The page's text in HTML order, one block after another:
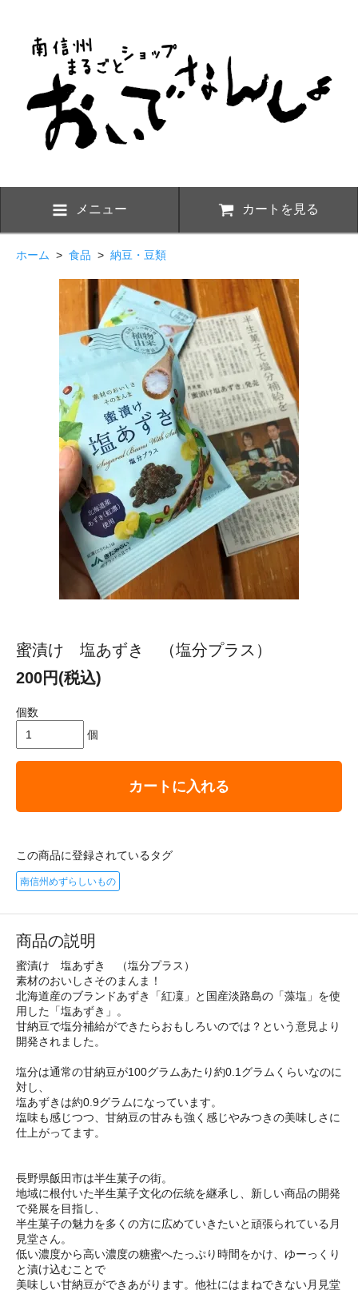
メニュー カートを見る
ホーム > 食品 > 納豆・豆類
蜜漬け 塩あずき （塩分プラス）
200円(税込)
個数
個
カートに入れる
この商品に登録されているタグ
南信州めずらしいもの
商品の説明
蜜漬け 塩あずき （塩分プラス）
素材のおいしさそのまんま！
北海道産のブランドあずき「紅凜」と国産淡路島の「藻塩」を使
用した「塩あずき」。
甘納豆で塩分補給ができたらおもしろいのでは？という意見より
開発されました。
塩分は通常の甘納豆が100グラムあたり約0.1グラムくらいなのに
対し、
塩あずきは約0.9グラムになっています。
塩味も感じつつ、甘納豆の甘みも強く感じやみつきの美味しさに
仕上がってます。
長野県飯田市は半生菓子の街。
地域に根付いた半生菓子文化の伝統を継承し、新しい商品の開発
で発展を目指し、
半生菓子の魅力を多くの方に広めていきたいと頑張られている月
見堂さん。
低い濃度から高い濃度の糖蜜へたっぷり時間をかけ、ゆーっくり
と漬け込むことで
美味しい甘納豆ができあがります。他社にはまねできない月見堂